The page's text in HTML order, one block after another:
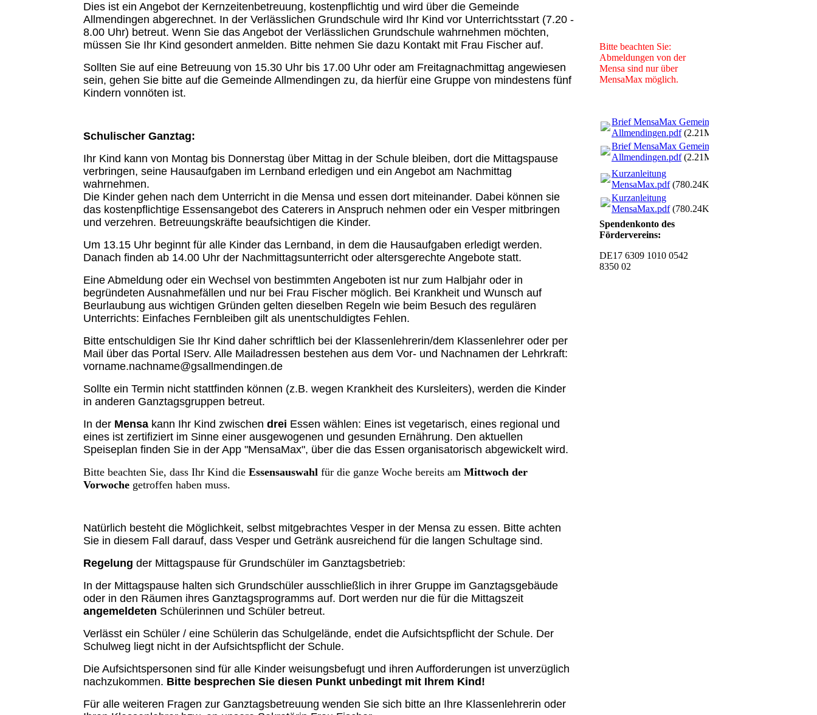
Dies ist ein Angebot der Kernzeitenbetreuung, kostenpflichtig und wird über die Gemeinde
Allmendingen abgerechnet. In der Verlässlichen Grundschule wird Ihr Kind vor Unterrichtsstart (7.20 -
8.00 Uhr) betreut. Wenn Sie das Angebot der Verlässlichen Grundschule wahrnehmen möchten,
müssen Sie Ihr Kind gesondert anmelden. Bitte nehmen Sie dazu Kontakt mit Frau Fischer auf.
Sollten Sie auf eine Betreuung von 15.30 Uhr bis 17.00 Uhr oder am Freitagnachmittag angewiesen
sein, gehen Sie bitte auf die Gemeinde Allmendingen zu, da hierfür eine Gruppe von mindestens fünf
Kindern vonnöten ist.
Schulischer Ganztag:
Ihr Kind kann von Montag bis Donnerstag über Mittag in der Schule bleiben, dort die Mittagspause
verbringen, seine Hausaufgaben im Lernband erledigen und ein Angebot am Nachmittag
wahrnehmen.
Die Kinder gehen nach dem Unterricht in die Mensa und essen dort miteinander. Dabei können sie
das kostenpflichtige Essensangebot des Caterers in Anspruch nehmen oder ein Vesper mitbringen
und verzehren. Betreuungskräfte beaufsichtigen die Kinder.
Um 13.15 Uhr beginnt für alle Kinder das Lernband, in dem die Hausaufgaben erledigt werden.
Danach finden ab 14.00 Uhr der Nachmittagsunterricht oder altersgerechte Angebote statt.
Eine Abmeldung oder ein Wechsel von bestimmten Angeboten ist nur zum Halbjahr oder in
begründeten Ausnahmefällen und nur bei Frau Fischer möglich. Bei Krankheit und Wunsch auf
Beurlaubung aus wichtigen Gründen gelten dieselben Regeln wie beim Besuch des regulären
Unterrichts: Einfaches Fernbleiben gilt als unentschuldigtes Fehlen.
Bitte entschuldigen Sie Ihr Kind daher schriftlich bei der Klassenlehrerin/dem Klassenlehrer oder per
Mail über das Portal IServ. Alle Mailadressen bestehen aus dem Vor- und Nachnamen der Lehrkraft:
vorname.nachname@gsallmendingen.de
Sollte ein Termin nicht stattfinden können (z.B. wegen Krankheit des Kursleiters), werden die Kinder
in anderen Ganztagsgruppen betreut.
In der Mensa kann Ihr Kind zwischen drei Essen wählen: Eines ist vegetarisch, eines regional und
eines ist zertifiziert im Sinne einer ausgewogenen und gesunden Ernährung. Den aktuellen
Speiseplan finden Sie in der App "MensaMax", über die das Essen organisatorisch abgewickelt wird.
Bitte beachten Sie, dass Ihr Kind die Essensauswahl für die ganze Woche bereits am Mittwoch der
Vorwoche getroffen haben muss.
Natürlich besteht die Möglichkeit, selbst mitgebrachtes Vesper in der Mensa zu essen. Bitte achten
Sie in diesem Fall darauf, dass Vesper und Getränk ausreichend für die langen Schultage sind.
Regelung der Mittagspause für Grundschüler im Ganztagsbetrieb:
In der Mittagspause halten sich Grundschüler ausschließlich in ihrer Gruppe im Ganztagsgebäude
oder in den Räumen ihres Ganztagsprogramms auf. Dort werden nur die für die Mittagszeit
angemeldeten Schülerinnen und Schüler betreut.
Verlässt ein Schüler / eine Schülerin das Schulgelände, endet die Aufsichtspflicht der Schule. Der
Schulweg liegt nicht in der Aufsichtspflicht der Schule.
Die Aufsichtspersonen sind für alle Kinder weisungsbefugt und ihren Aufforderungen ist unverzüglich
nachzukommen. Bitte besprechen Sie diesen Punkt unbedingt mit Ihrem Kind!
Für alle weiteren Fragen zur Ganztagsbetreuung wenden Sie sich bitte an Ihre Klassenlehrerin oder
Bitte beachten Sie:
Abmeldungen von der
Mensa sind nur über
MensaMax möglich.
Brief MensaMax Gemeinde
Allmendingen.pdf(2.21MB)
Brief MensaMax Gemeinde
Allmendingen.pdf(2.21MB)
Kurzanleitung
MensaMax.pdf(780.24KB)
Kurzanleitung
MensaMax.pdf(780.24KB)
Spendenkonto des
Fördervereins:
DE17 6309 1010 0542
8350 02